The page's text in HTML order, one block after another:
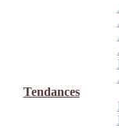
Tendances